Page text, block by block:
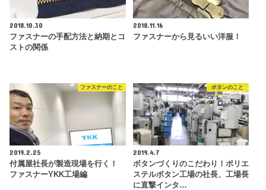
2018.10.30
ファスナーの手配方法と納期とコ
ストの関係
2018.11.16
ファスナーから見るいい洋服！
ファスナーのこと
2019.2.25
付属屋社長が製造現場を行く！
ファスナーYKK工場編
ボタンのこと
2019.4.7
ボタンづくりのこだわり！ポリエ
ステルボタン工場の社長、工場長
に直撃インタ…